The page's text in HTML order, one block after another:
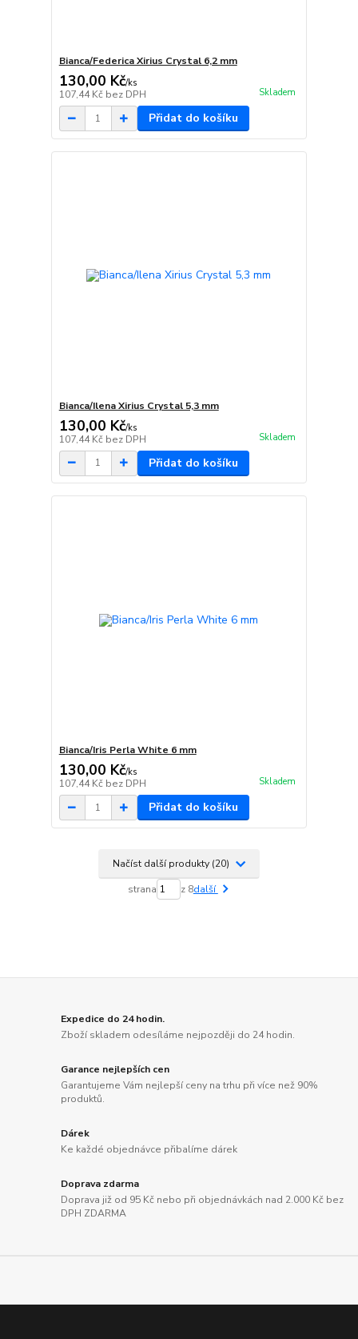
Bianca/Federica Xirius Crystal 6,2 mm
130,00 Kč/ks
107,44 Kč bez DPH Skladem
Přidat do košíku
Bianca/Ilena Xirius Crystal 5,3 mm
130,00 Kč/ks
107,44 Kč bez DPH Skladem
Přidat do košíku
Bianca/Iris Perla White 6 mm
130,00 Kč/ks
107,44 Kč bez DPH Skladem
Přidat do košíku
Načíst další produkty (20)
strana z 8další
Expedice do 24 hodin.
Zboží skladem odesíláme nejpozději do 24 hodin.
Garance nejlepších cen
Garantujeme Vám nejlepší ceny na trhu při více než 90%
produktů.
Dárek
Ke každé objednávce přibalíme dárek
Doprava zdarma
Doprava již od 95 Kč nebo při objednávkách nad 2.000 Kč bez
DPH ZDARMA